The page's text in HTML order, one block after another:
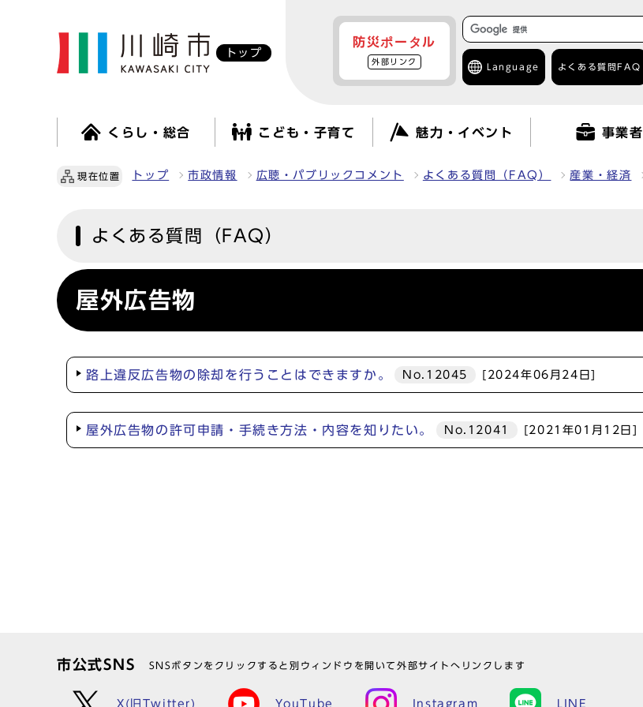
トップ
防災ポータル
外部リンク
Language よくある質問 FAQ
くらし・総合 こども・子育て 魅力・イベント 事業者
現在位置 トップ 市政情報 広聴・パブリックコメント よくある質問（FAQ） 産業・経済
よくある質問（FAQ）
屋外広告物
路上違反広告物の除却を行うことはできますか。 No.12045 [2024年06月24日]
屋外広告物の許可申請・手続き方法・内容を知りたい。 No.12041 [2021年01月12日]
市公式SNS SNSボタンをクリックすると別ウィンドウを開いて外部サイトへリンクします
X(旧Twitter) YouTube Instagram LINE